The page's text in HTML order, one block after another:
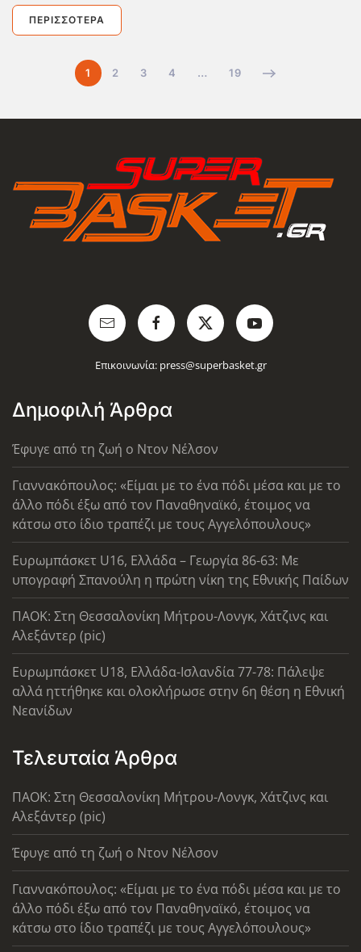
ΠΕΡΙΣΣΌΤΕΡΑ
1 2 3 4 … 19
Επικοινωνία: press@superbasket.gr
Δημοφιλή Άρθρα
Έφυγε από τη ζωή ο Ντον Νέλσον
Γιαννακόπουλος: «Είμαι με το ένα πόδι μέσα και με το
άλλο πόδι έξω από τον Παναθηναϊκό, έτοιμος να
κάτσω στο ίδιο τραπέζι με τους Αγγελόπουλους»
Ευρωμπάσκετ U16, Ελλάδα – Γεωργία 86-63: Με
υπογραφή Σπανούλη η πρώτη νίκη της Εθνικής Παίδων
ΠΑΟΚ: Στη Θεσσαλονίκη Μήτρου-Λονγκ, Χάτζινς και
Αλεξάντερ (pic)
Ευρωμπάσκετ U18, Ελλάδα-Ισλανδία 77-78: Πάλεψε
αλλά ηττήθηκε και ολοκλήρωσε στην 6η θέση η Εθνική
Νεανίδων
Τελευταία Άρθρα
ΠΑΟΚ: Στη Θεσσαλονίκη Μήτρου-Λονγκ, Χάτζινς και
Αλεξάντερ (pic)
Έφυγε από τη ζωή ο Ντον Νέλσον
Γιαννακόπουλος: «Είμαι με το ένα πόδι μέσα και με το
άλλο πόδι έξω από τον Παναθηναϊκό, έτοιμος να
κάτσω στο ίδιο τραπέζι με τους Αγγελόπουλους»